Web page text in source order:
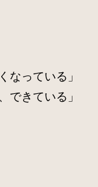
なっている」
できている」